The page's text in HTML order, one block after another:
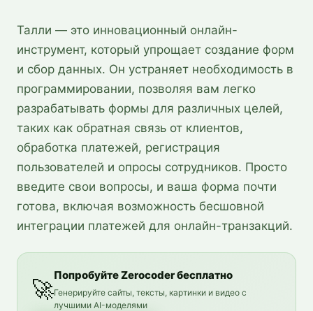
Талли — это инновационный онлайн-
инструмент, который упрощает создание форм
и сбор данных. Он устраняет необходимость в
программировании, позволяя вам легко
разрабатывать формы для различных целей,
таких как обратная связь от клиентов,
обработка платежей, регистрация
пользователей и опросы сотрудников. Просто
введите свои вопросы, и ваша форма почти
готова, включая возможность бесшовной
интеграции платежей для онлайн-транзакций.
🚀
Попробуйте Zerocoder бесплатно
Генерируйте сайты, тексты, картинки и видео с
лучшими AI-моделями